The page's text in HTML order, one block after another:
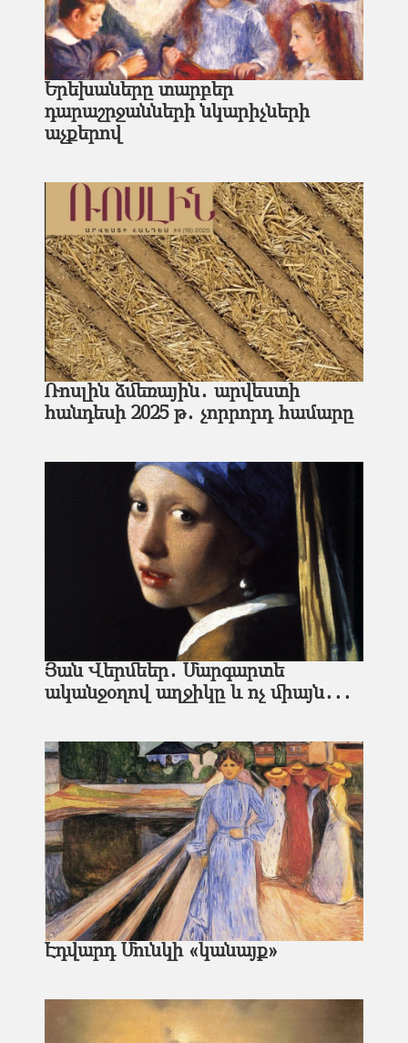
Երեխաները տարբեր
դարաշրջանների նկարիչների
աչքերով
Ռոսլին ձմեռային․ արվեստի
հանդեսի 2025 թ․ չորրորդ համարը
Յան Վերմեեր․ Մարգարտե
ականջօղով աղջիկը և ոչ միայն․․․
Էդվարդ Մունկի «կանայք»